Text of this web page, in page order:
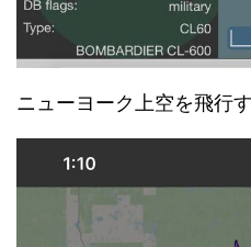
ニューヨーク上空を飛